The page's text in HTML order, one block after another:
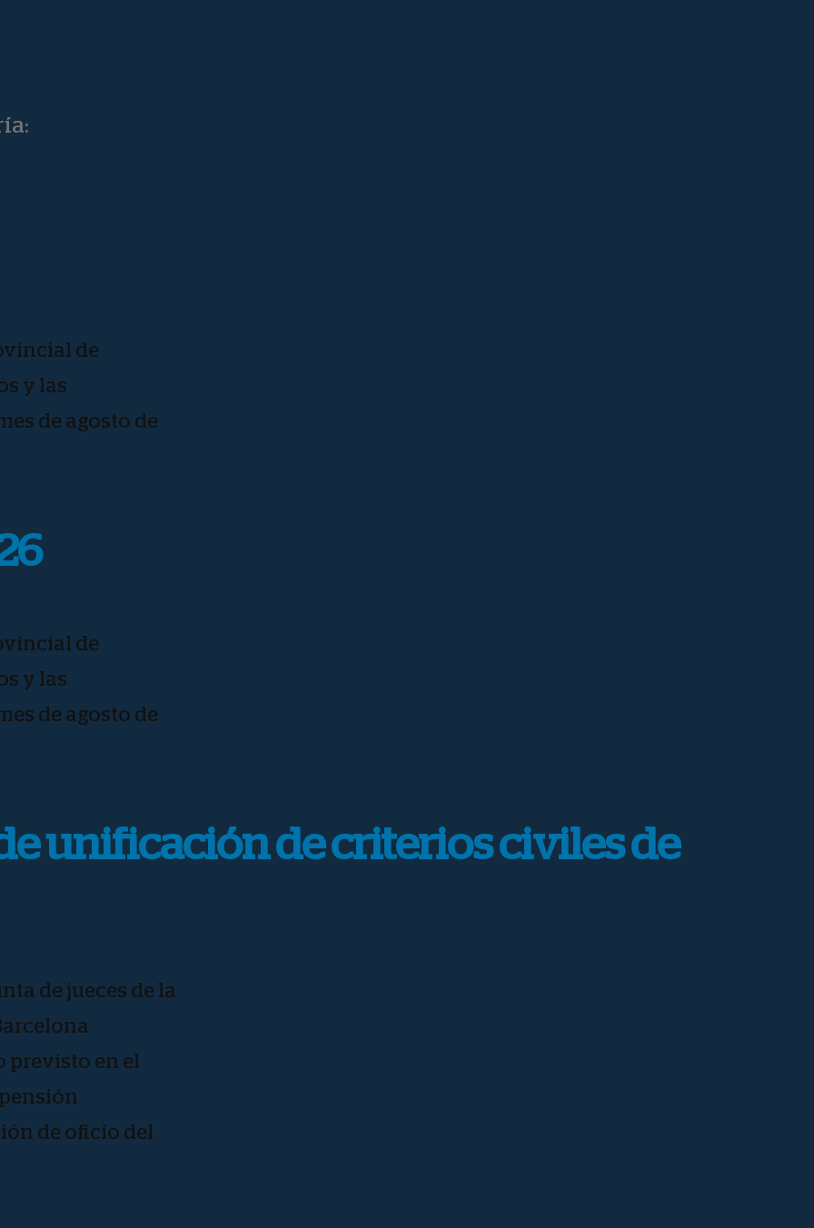
de
y las
de agosto de
de
y las
de agosto de
unificación de criterios civiles de
de jueces de la
previsto en el
de oficio del